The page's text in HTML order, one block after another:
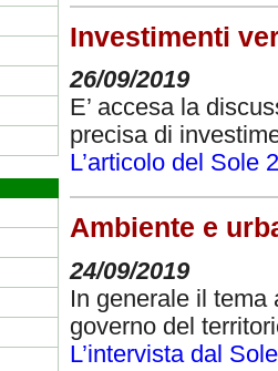
Investimenti
26/09/2019
E’ accesa la
precisa di
L’articolo del Sole
Ambiente e
24/09/2019
In generale il tema
governo del
L’intervista dal